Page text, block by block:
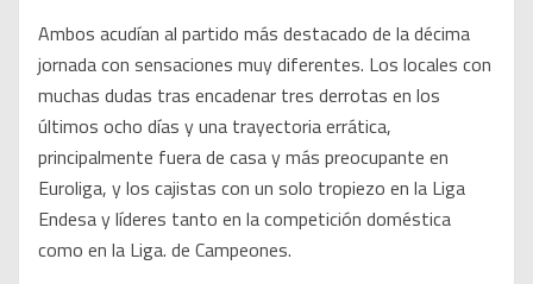
Ambos acudían al partido más destacado de la décima
jornada con sensaciones muy diferentes. Los locales con
muchas dudas tras encadenar tres derrotas en los
últimos ocho días y una trayectoria errática,
principalmente fuera de casa y más preocupante en
Euroliga, y los cajistas con un solo tropiezo en la Liga
Endesa y líderes tanto en la competición doméstica
como en la Liga. de Campeones.